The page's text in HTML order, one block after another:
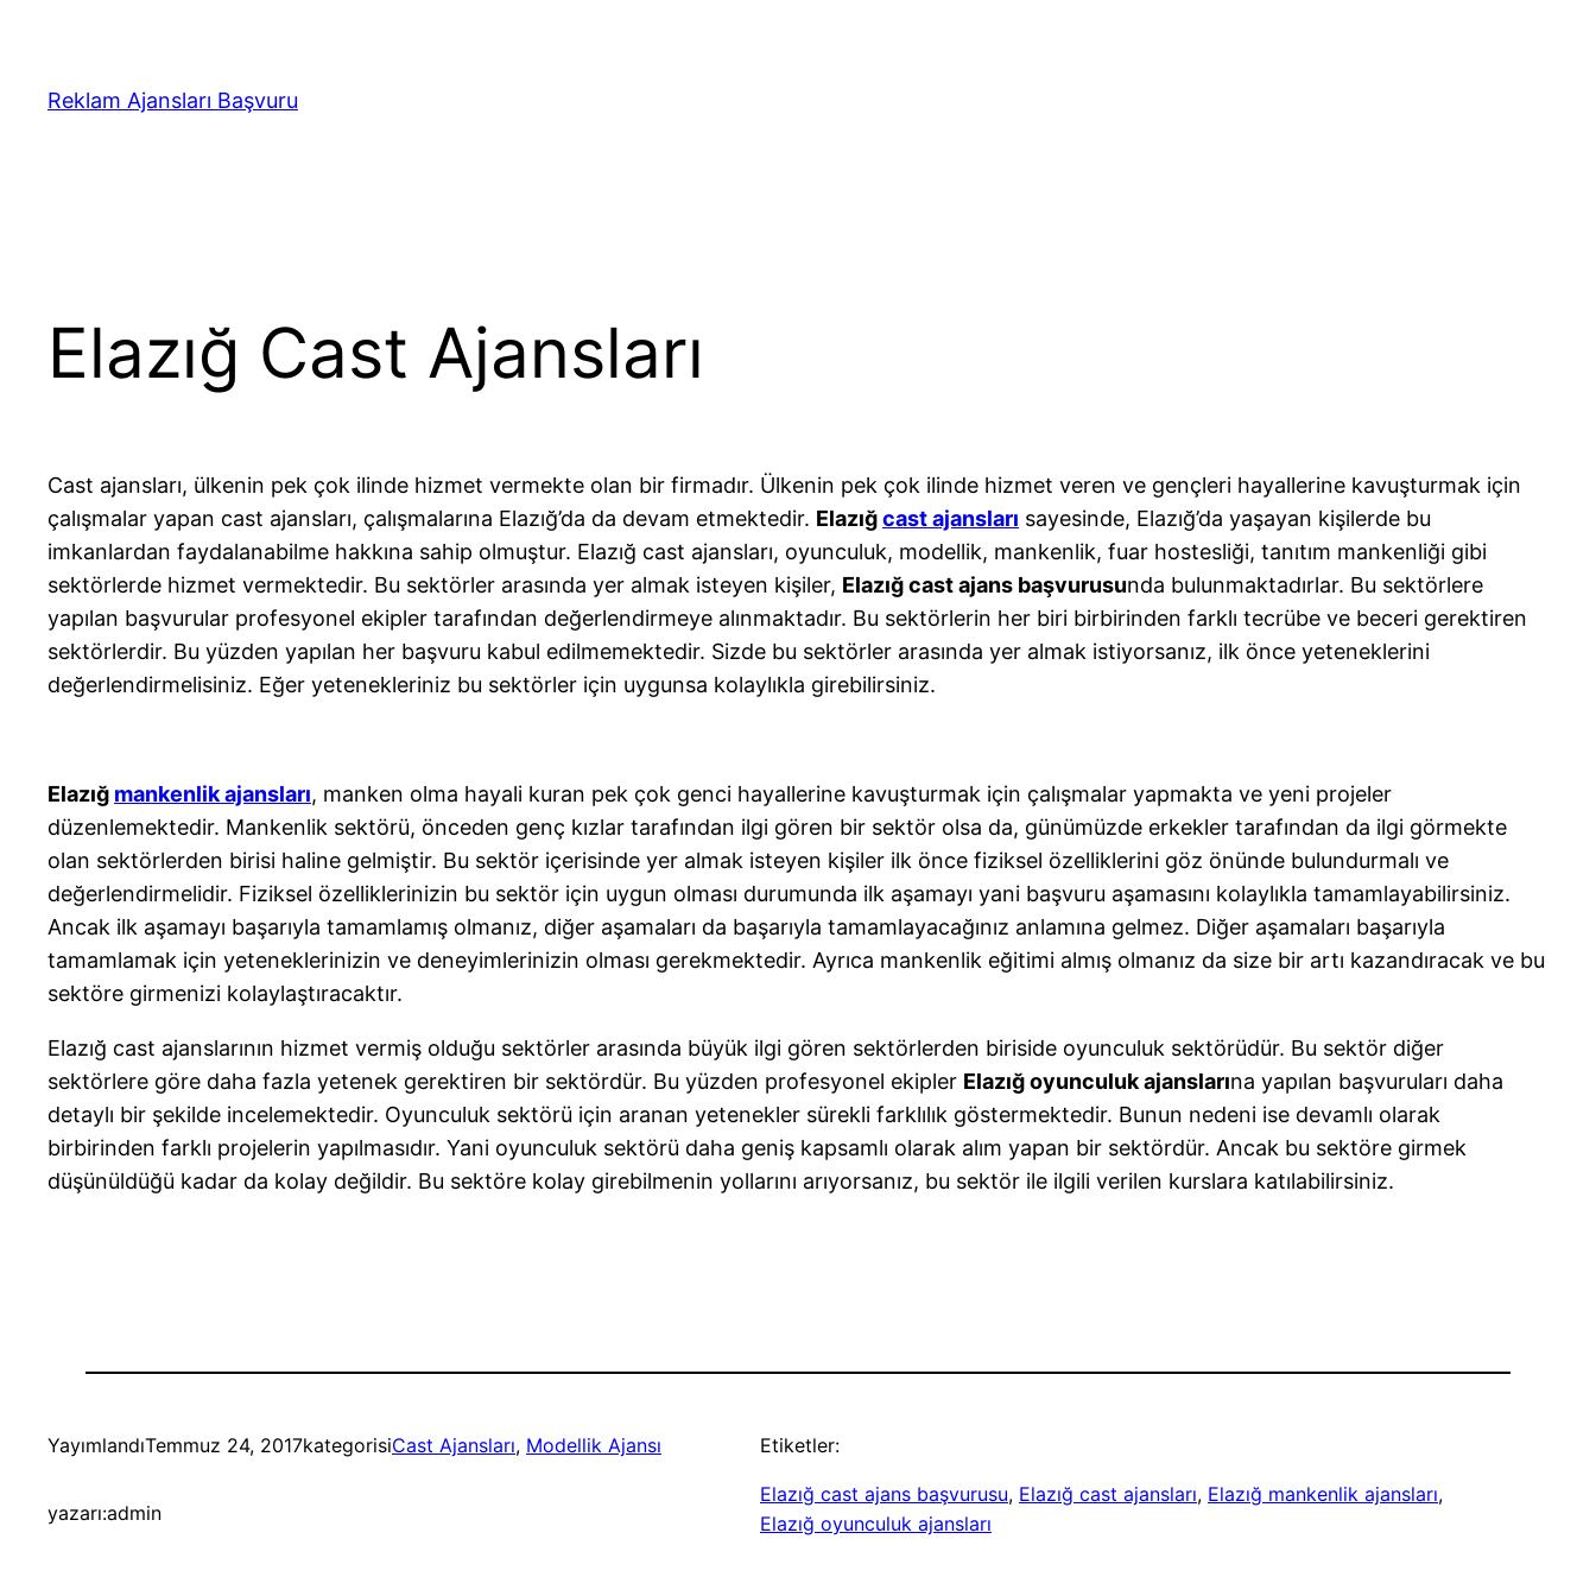
Reklam Ajansları Başvuru
Elazığ Cast Ajansları
Cast ajansları, ülkenin pek çok ilinde hizmet vermekte olan bir firmadır. Ülkenin pek çok ilinde hizmet veren ve gençleri hayallerine kavuşturmak için
çalışmalar yapan cast ajansları, çalışmalarına Elazığ’da da devam etmektedir. Elazığcast ajansları sayesinde, Elazığ’da yaşayan kişilerde bu
imkanlardan faydalanabilme hakkına sahip olmuştur. Elazığ cast ajansları, oyunculuk, modellik, mankenlik, fuar hostesliği, tanıtım mankenliği gibi
sektörlerde hizmet vermektedir. Bu sektörler arasında yer almak isteyen kişiler, Elazığ cast ajans başvurusunda bulunmaktadırlar. Bu sektörlere
yapılan başvurular profesyonel ekipler tarafından değerlendirmeye alınmaktadır. Bu sektörlerin her biri birbirinden farklı tecrübe ve beceri gerektiren
sektörlerdir. Bu yüzden yapılan her başvuru kabul edilmemektedir. Sizde bu sektörler arasında yer almak istiyorsanız, ilk önce yeteneklerini
değerlendirmelisiniz. Eğer yetenekleriniz bu sektörler için uygunsa kolaylıkla girebilirsiniz.
Elazığ mankenlik ajansları, manken olma hayali kuran pek çok genci hayallerine kavuşturmak için çalışmalar yapmakta ve yeni projeler
düzenlemektedir. Mankenlik sektörü, önceden genç kızlar tarafından ilgi gören bir sektör olsa da, günümüzde erkekler tarafından da ilgi görmekte
olan sektörlerden birisi haline gelmiştir. Bu sektör içerisinde yer almak isteyen kişiler ilk önce fiziksel özelliklerini göz önünde bulundurmalı ve
değerlendirmelidir. Fiziksel özelliklerinizin bu sektör için uygun olması durumunda ilk aşamayı yani başvuru aşamasını kolaylıkla tamamlayabilirsiniz.
Ancak ilk aşamayı başarıyla tamamlamış olmanız, diğer aşamaları da başarıyla tamamlayacağınız anlamına gelmez. Diğer aşamaları başarıyla
tamamlamak için yeteneklerinizin ve deneyimlerinizin olması gerekmektedir. Ayrıca mankenlik eğitimi almış olmanız da size bir artı kazandıracak ve bu
sektöre girmenizi kolaylaştıracaktır.
Elazığ cast ajanslarının hizmet vermiş olduğu sektörler arasında büyük ilgi gören sektörlerden biriside oyunculuk sektörüdür. Bu sektör diğer
sektörlere göre daha fazla yetenek gerektiren bir sektördür. Bu yüzden profesyonel ekipler Elazığ oyunculuk ajanslarına yapılan başvuruları daha
detaylı bir şekilde incelemektedir. Oyunculuk sektörü için aranan yetenekler sürekli farklılık göstermektedir. Bunun nedeni ise devamlı olarak
birbirinden farklı projelerin yapılmasıdır. Yani oyunculuk sektörü daha geniş kapsamlı olarak alım yapan bir sektördür. Ancak bu sektöre girmek
düşünüldüğü kadar da kolay değildir. Bu sektöre kolay girebilmenin yollarını arıyorsanız, bu sektör ile ilgili verilen kurslara katılabilirsiniz.
YayımlandıTemmuz 24, 2017kategorisiCast Ajansları, Modellik Ajansı
yazarı:admin
Etiketler:
Elazığ cast ajans başvurusu, Elazığ cast ajansları, Elazığ mankenlik ajansları
Elazığ oyunculuk ajansları